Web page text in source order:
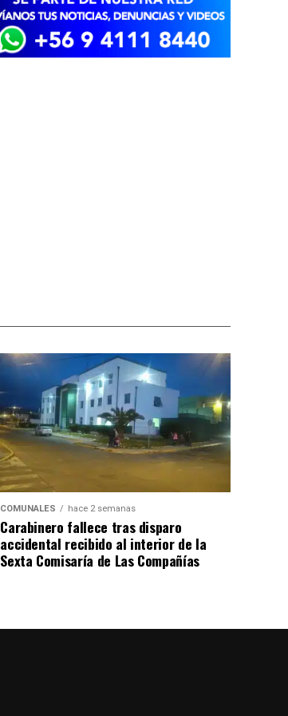
COMUNALES hace 2 semanas
Carabinero fallece tras disparo
accidental recibido al interior de la
Sexta Comisaría de Las Compañías